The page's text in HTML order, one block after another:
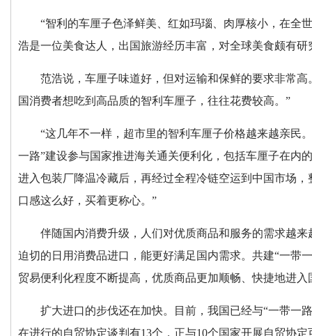
“智利的车厘子色泽鲜美、红如玛瑙、肉厚核小，在全
浩是一位美食达人，出国旅游经历丰富，对全球美食颇有
范浩说，车厘子味道好，但对运输和保鲜的要求非常
国消费者想吃到高品质的智利车厘子，往往花费较高。”
“这几年不一样，超市里的智利车厘子价格越来越亲民
一路”建设参与国家推进海关通关便利化，包括车厘子在内
进入包装厂降温冷藏后，再经过全程冷链空运到中国市场
口感这么好，买着更称心。”
伴随国内消费升级，人们对优质商品和服务的需求越
迫切的日用消费品进口，能更好满足国内需求。共建“一带
贸易便利化程度不断提高，优质商品更加顺畅、快捷地进入
扩大进口的步伐还在加快。目前，我国已经与“一带一
在进行的自贸协定谈判有13个，正与10个国家开展自贸协